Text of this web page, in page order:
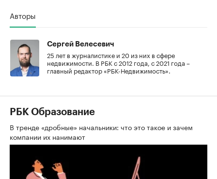
Авторы
Сергей Велесевич
25 лет в журналистике и 20 из них в сфере
недвижимости. В РБК с 2012 года, с 2021 года –
главный редактор «РБК-Недвижимость».
РБК Образование
В тренде «дробные» начальники: что это такое и зачем
компании их нанимают